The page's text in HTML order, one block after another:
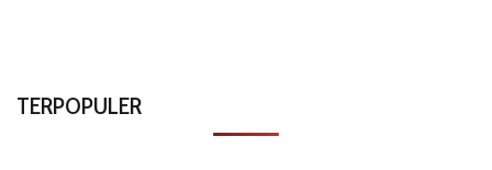
TERPOPULER